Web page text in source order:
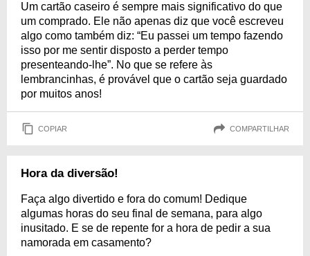
Um cartão caseiro é sempre mais significativo do que
um comprado. Ele não apenas diz que você escreveu
algo como também diz: “Eu passei um tempo fazendo
isso por me sentir disposto a perder tempo
presenteando-lhe”. No que se refere às
lembrancinhas, é provável que o cartão seja guardado
por muitos anos!
COPIAR COMPARTILHAR
Hora da diversão!
Faça algo divertido e fora do comum! Dedique
algumas horas do seu final de semana, para algo
inusitado. E se de repente for a hora de pedir a sua
namorada em casamento?